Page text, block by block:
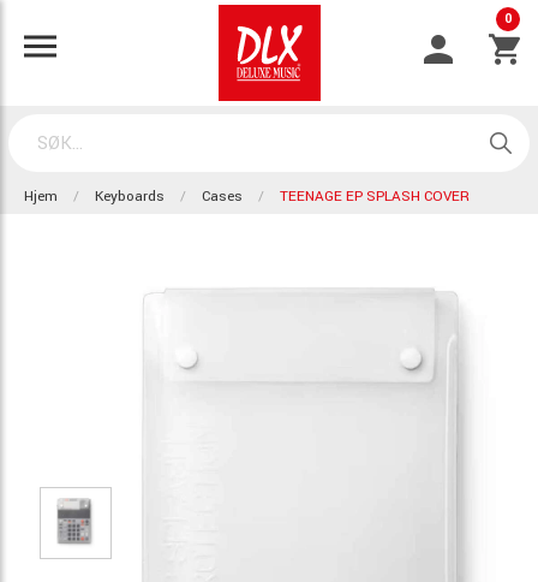
0
Hjem Keyboards Cases TEENAGE EP SPLASH COVER